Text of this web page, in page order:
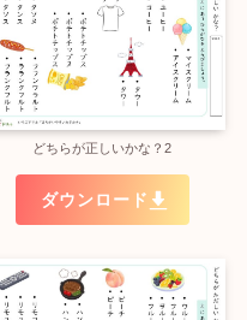
どちらが正しいかな？2
ダウンロード